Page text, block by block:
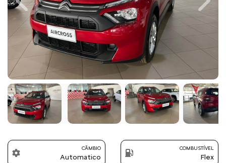
Previous Next
CÂMBIO
Automatico
COMBUSTÍVEL
Flex